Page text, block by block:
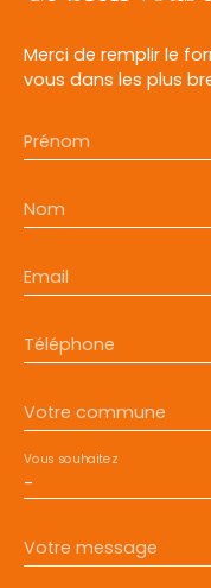
Merci de remplir le
vous dans les plus
Prénom
Nom
Email
Téléphone
Votre commune
-
Vous souhaitez
Votre message